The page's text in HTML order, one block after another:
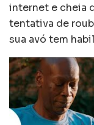
internet e cheia
tentativa de
sua avó tem